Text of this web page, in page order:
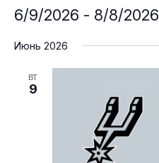
6/9/2026 - 8/8/2026
дату.
Июнь 2026
ВТ
9